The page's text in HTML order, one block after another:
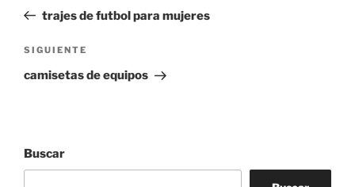
entradas
anterior:
trajes de futbol para mujeres
Siguiente
entrada
SIGUIENTE
camisetas de equipos
Buscar